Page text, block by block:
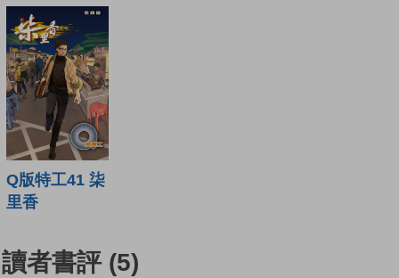
Q版特工41 柒
里香
讀者書評 (5)